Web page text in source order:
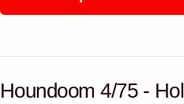
Houndoom 4/75 -